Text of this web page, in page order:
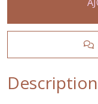
Description